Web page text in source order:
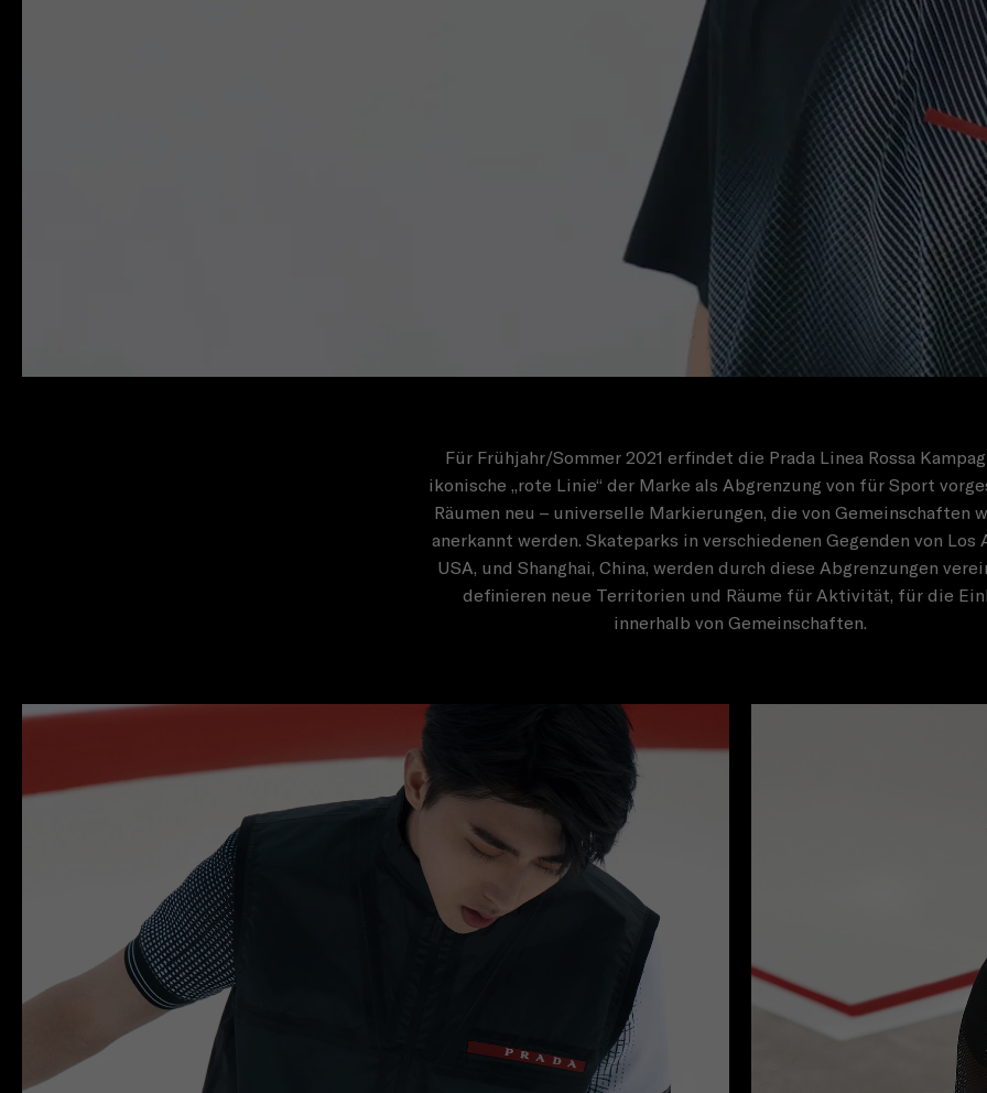
Für Frühjahr/Sommer 2021 erfindet die Prada Linea Rossa
ikonische „rote Linie“ der Marke als Abgrenzung von für Sport
Räumen neu – universelle Markierungen, die von Gemeinschaften
anerkannt werden. Skateparks in verschiedenen Gegenden von Los
USA, und Shanghai, China, werden durch diese Abgrenzungen
definieren neue Territorien und Räume für Aktivität, für die
innerhalb von Gemeinschaften.